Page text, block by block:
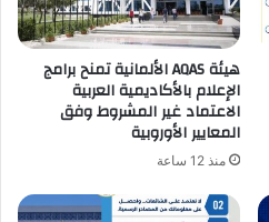
هيئة AQAS الألمانية تمنح برامج
الإعلام بالأكاديمية العربية
الاعتماد غير المشروط وفق
المعايير الأوروبية
منذ 12 ساعة